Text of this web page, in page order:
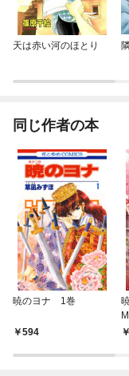
天は赤い河のほとり
同じ作者の本
暁のヨナ 1巻
594